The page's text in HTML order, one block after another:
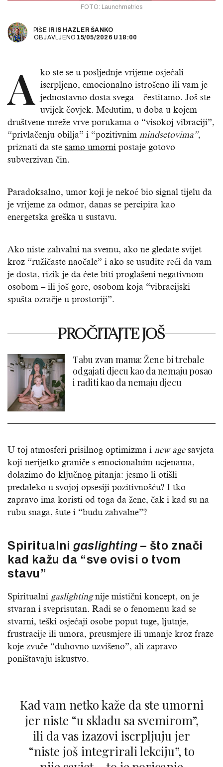
FOTO: Launchmetrics
PIŠE IRIS HAZLER ŠANKO
OBJAVLJENO 15/05/2026 U 18:00
A ko ste se u posljednje vrijeme osjećali
iscrpljeno, emocionalno istrošeno ili vam je
jednostavno dosta svega – čestitamo. Još ste
uvijek čovjek. Međutim, u doba u kojem
društvene mreže vrve porukama o “visokoj vibraciji”,
“privlačenju obilja” i “pozitivnim mindsetovima”,
priznati da ste samo umorni postaje gotovo
subverzivan čin.
Paradoksalno, umor koji je nekoć bio signal tijelu da
je vrijeme za odmor, danas se percipira kao
energetska greška u sustavu.
Ako niste zahvalni na svemu, ako ne gledate svijet
kroz “ružičaste naočale” i ako se usudite reći da vam
je dosta, rizik je da ćete biti proglašeni negativnom
osobom – ili još gore, osobom koja “vibracijski
spušta ozračje u prostoriji”.
PROČITAJTE JOŠ
Tabu zvan mama: Žene bi trebale
odgajati djecu kao da nemaju posao
i raditi kao da nemaju djecu
U toj atmosferi prisilnog optimizma i new agesavjeta
koji nerijetko graniče s emocionalnim ucjenama,
dolazimo do ključnog pitanja: jesmo li otišli
predaleko u svojoj opsesiji pozitivnošću? I tko
zapravo ima koristi od toga da žene, čak i kad su na
rubu snaga, šute i “budu zahvalne”?
Spiritualnigaslighting – što znači
kad kažu da “sve ovisi o tvom
stavu”
Spiritualni gaslightingnije mistični koncept, on je
stvaran i sveprisutan. Radi se o fenomenu kad se
stvarni, teški osjećaji osobe poput tuge, ljutnje,
frustracije ili umora, preusmjere ili umanje kroz fraze
koje zvuče “duhovno uzvišeno”, ali zapravo
poništavaju iskustvo.
Kad vam netko kaže da ste umorni
jer niste “u skladu sa svemirom”,
ili da vas izazovi iscrpljuju jer
“niste još integrirali lekciju”, to